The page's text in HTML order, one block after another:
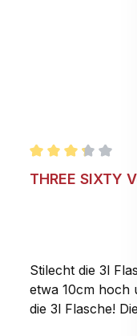
THREE SIXTY
Stilecht die 3l
etwa 10cm hoch
die 3l Flasche!